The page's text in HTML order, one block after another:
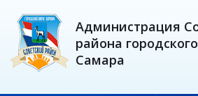
Администрация
района
Самара